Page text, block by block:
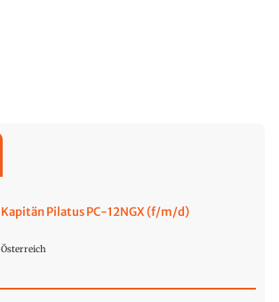
Kapitän Pilatus PC-12NGX (f/m/d)
Österreich